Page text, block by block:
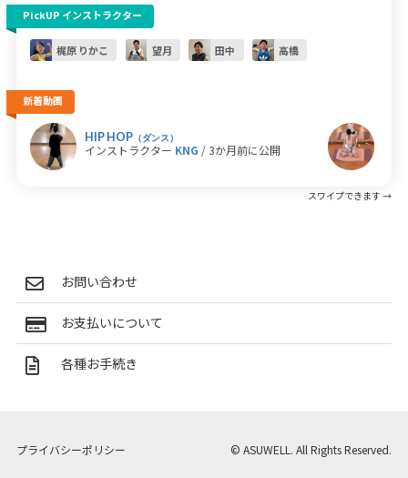
PickUP インストラクター
梶原 りかこ 望月 田中 高橋
新着動画
HIP HOP （ダンス）
インストラクター KNG / 3か月前に公開
お問い合わせ
お支払いについて
各種お手続き
プライバシーポリシー © ASUWELL. All Rights Reserved.